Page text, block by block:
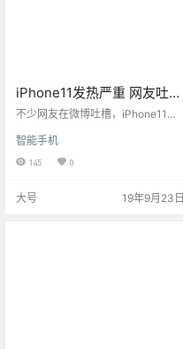
iPhone11发热严重 网友吐槽
像买了一个暖手宝
不少网友在微博吐槽，iPhone11亲
暖手宝，发热位置主要集中在摄像
头下方附近和开机键附近。
智能手机
145 0
大号 19年9月23日